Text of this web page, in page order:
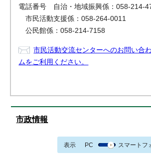
電話番号 自治・地域振興係：058-214-
市民活動支援係：058-264-0011
公民館係：058-214-7158
市民活動交流センターへのお問い合
ムをご利用ください。
市政情報
表示 PC スマートフ